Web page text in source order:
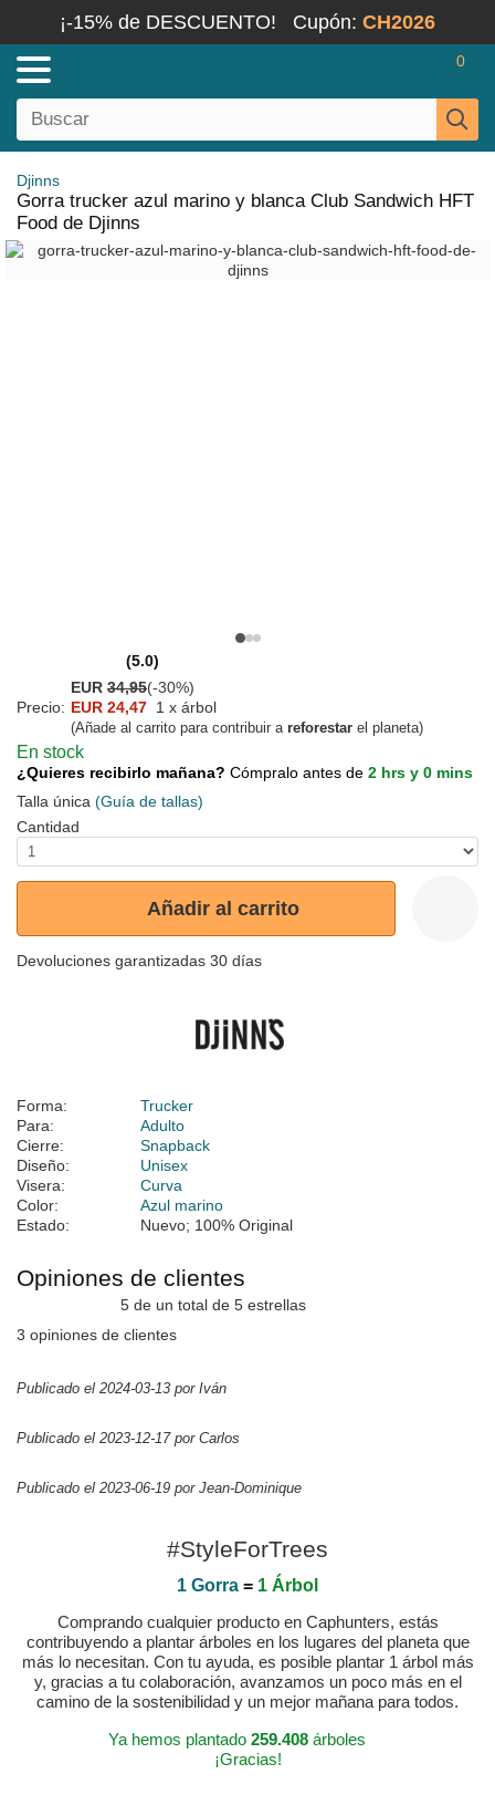
¡-15% de DESCUENTO! Cupón: CH2026
0
Djinns
Gorra trucker azul marino y blanca Club Sandwich HFT
Food de Djinns
(5.0)
EUR 34,95(-30%)
Precio: EUR 24,47 1 x árbol
(Añade al carrito para contribuir a reforestar el planeta)
En stock
¿Quieres recibirlo mañana? Cómpralo antes de 2 hrs y 0 mins
Talla única (Guía de tallas)
Cantidad
Añadir al carrito
Devoluciones garantizadas 30 días
Forma:
Trucker
Para:
Adulto
Cierre:
Snapback
Diseño:
Unisex
Visera:
Curva
Color:
Azul marino
Estado:
Nuevo; 100% Original
Opiniones de clientes
5 de un total de 5 estrellas
3 opiniones de clientes
Publicado el 2024-03-13 por Iván
Publicado el 2023-12-17 por Carlos
Publicado el 2023-06-19 por Jean-Dominique
#StyleForTrees
1 Gorra = 1 Árbol
Comprando cualquier producto en Caphunters, estás
contribuyendo a plantar árboles en los lugares del planeta que
más lo necesitan. Con tu ayuda, es posible plantar 1 árbol más
y, gracias a tu colaboración, avanzamos un poco más en el
camino de la sostenibilidad y un mejor mañana para todos.
Ya hemos plantado 259.408 árboles
¡Gracias!